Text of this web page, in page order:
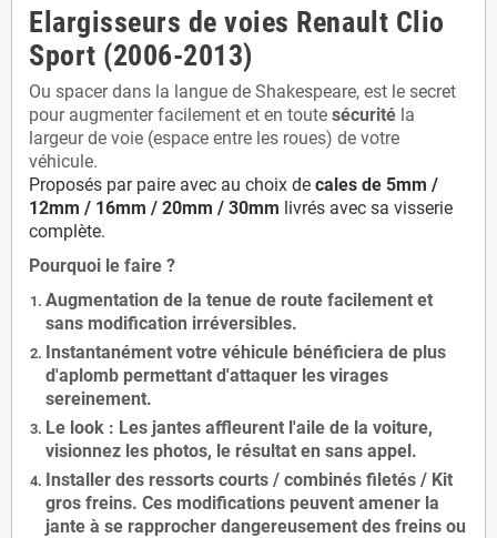
Elargisseurs de voies Renault Clio
Sport (2006-2013)
Ou spacer dans la langue de Shakespeare, est le secret
pour augmenter facilement et en toute sécurité la
largeur de voie (espace entre les roues) de votre
véhicule.
Proposés par paire avec au choix de cales de 5mm /
12mm / 16mm / 20mm / 30mm livrés avec sa visserie
complète.
Pourquoi le faire ?
Augmentation de la tenue de route facilement et
sans modification irréversibles.
Instantanément votre véhicule bénéficiera de plus
d'aplomb permettant d'attaquer les virages
sereinement.
Le look : Les jantes affleurent l'aile de la voiture,
visionnez les photos, le résultat en sans appel.
Installer des ressorts courts / combinés filetés / Kit
gros freins. Ces modifications peuvent amener la
jante à se rapprocher dangereusement des freins ou